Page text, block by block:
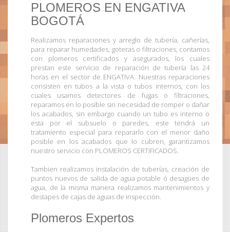
PLOMEROS EN ENGATIVA
BOGOTÁ
Realizamos reparaciones y arreglo de tubería, cañerías,
para reparar humedades, goteras o filtraciones, contamos
con plomeros certificados y asegurados, los cuales
prestan este servicio de reparación de tubería las 24
horas en el sector de ENGATIVA. Nuestras reparaciones
consisten en tubos a la vista o tubos internos, con los
cuales usamos detectores de fugas o filtraciones,
reparamos en lo posible sin necesidad de romper o dañar
los acabados, sin embargo cuando un tubo es interno o
esta por el subsuelo o paredes, este tendrá un
tratamiento especial para repararlo con el menor daño
posible en los acabados que lo cubren, garantizamos
nuestro servicio con PLOMEROS CERTIFICADOS.
Tambien realizamos instalación de tuberías, creación de
puntos nuevos de salida de agua potable ó desagües de
agua, de la misma manera realizamos mantenimientos y
destapes de cajas de aguas de inspección.
Plomeros Expertos